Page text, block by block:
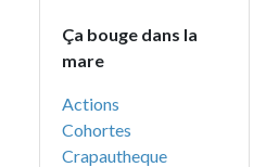
Ça bouge dans la
Crapautheque